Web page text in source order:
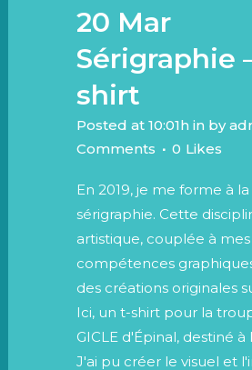
20 Mar
Sérigraphie
shirt
Posted at 10:01h in by
Comments
0 Likes
En 2019, je me forme à la
sérigraphie. Cette
artistique, couplée à mes
compétences
des créations originales
Ici, un t-shirt pour la
GICLE d'Épinal, destiné à
J'ai pu créer le visuel et